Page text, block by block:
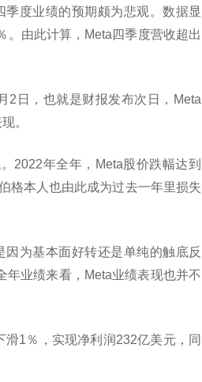
度业绩的预期颇为悲观。数据显
。由此计算，Meta四季度营收超出
2日，也就是财报发布次日，Meta
。
2022年全年，Meta股价跌幅达到
格本人也由此成为过去一年里损失
为基本面好转还是单纯的触底反
年业绩来看，Meta业绩表现也并不
1％，实现净利润232亿美元，同